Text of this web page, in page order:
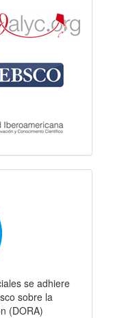
se adhiere
sobre la
(DORA)